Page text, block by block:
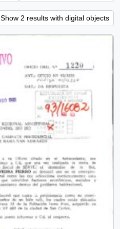
Show 2 results with digital objects